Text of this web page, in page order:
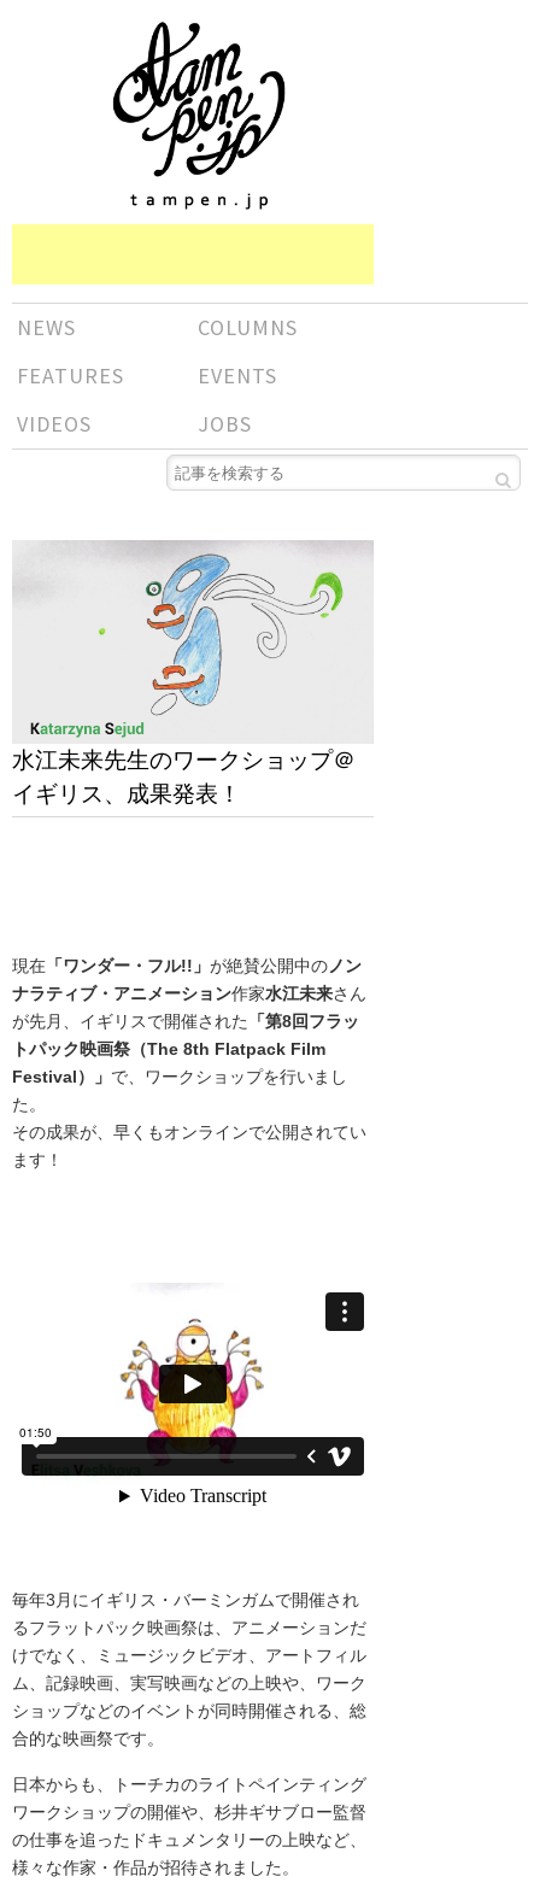
NEWS
COLUMNS
FEATURES
EVENTS
VIDEOS
JOBS
水江未来先生のワークショップ＠
イギリス、成果発表！
現在 「ワンダー・フル!!」 が絶賛公開中のノン
ナラティブ・アニメーション作家水江未来さん
が先月、イギリスで開催された
「第8回フラッ
トパック映画祭（The 8th Flatpack Film
Festival）」 で、ワークショップを行いまし
た。
その成果が、早くもオンラインで公開されてい
ます！
毎年3月にイギリス・バーミンガムで開催され
るフラットパック映画祭は、アニメーションだ
けでなく、ミュージックビデオ、アートフィル
ム、記録映画、実写映画などの上映や、ワーク
ショップなどのイベントが同時開催される、総
合的な映画祭です。
日本からも、トーチカのライトペインティング
ワークショップの開催や、杉井ギサブロー監督
の仕事を追ったドキュメンタリーの上映など、
様々な作家・作品が招待されました。